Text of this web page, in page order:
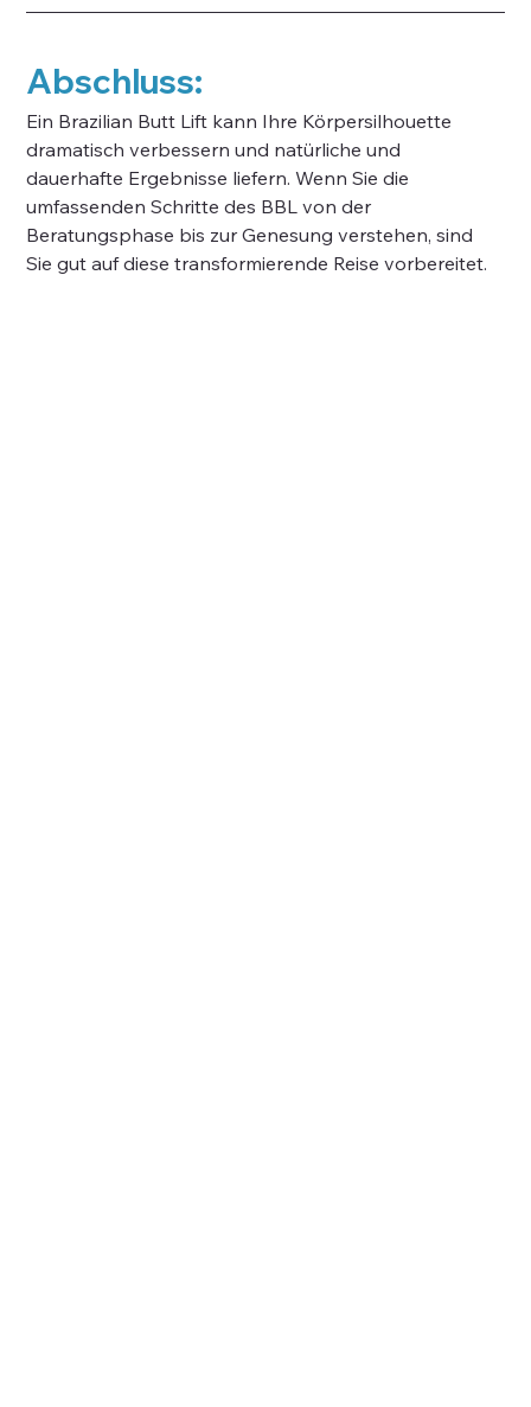
Abschluss:
Ein Brazilian Butt Lift kann Ihre Körpersilhouette
dramatisch verbessern und natürliche und
dauerhafte Ergebnisse liefern. Wenn Sie die
umfassenden Schritte des BBL von der
Beratungsphase bis zur Genesung verstehen, sind
Sie gut auf diese transformierende Reise vorbereitet.